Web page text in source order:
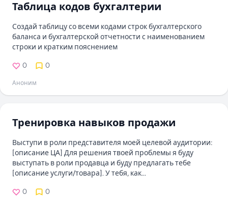
Таблица кодов бухгалтерии
Создай таблицу со всеми кодами строк бухгалтерского
баланса и бухгалтерской отчетности с наименованием
строки и кратким пояснением
0 0
Аноним
Тренировка навыков продажи
Выступи в роли представителя моей целевой аудитории:
[описание ЦА] Для решения твоей проблемы я буду
выступать в роли продавца и буду предлагать тебе
[описание услуги/товара]. У тебя, как...
0 0